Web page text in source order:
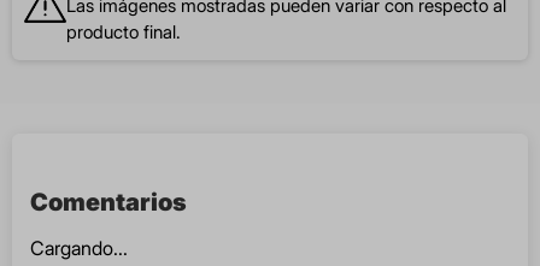
Las imágenes mostradas pueden variar con respecto al
producto final.
Comentarios
Cargando...